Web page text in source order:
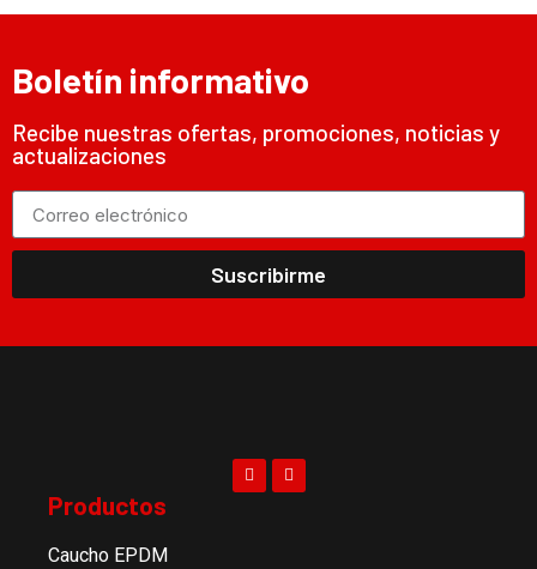
Boletín informativo
Recibe nuestras ofertas, promociones, noticias y
actualizaciones
Suscribirme
Productos
Caucho EPDM